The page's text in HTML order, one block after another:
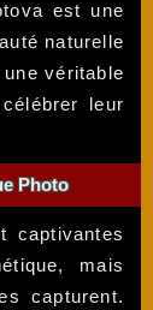
est une
naturelle
véritable
leur
Photo
captivantes
mais
capturent.